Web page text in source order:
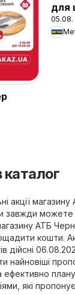
для
каталог
акції магазину
завжди можете
АТБ
кошти.
дійсні
найновіші
які